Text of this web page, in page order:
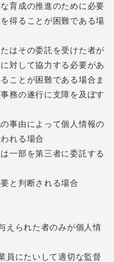
育成の推進のために必要
得ることが困難である場
はその委託を受けた者が
対して協力する必要があ
ことが困難である場合ま
務の遂行に支障を及ぼす
事由によって個人情報の
れる場合
一部を第三者に委託する
と判断される場合
えられた者のみが個人情
員にたいして適切な監督